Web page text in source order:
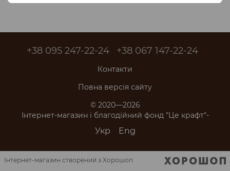
+38 095 247-22-24 +38 067 147-22-24
Контакти
Повна версія сайту
© 2020—2026
Інтернет-магазин і благодійний фонд "Це крафт"-
Укр Eng
Інтернет-магазин створений з Хорошоп